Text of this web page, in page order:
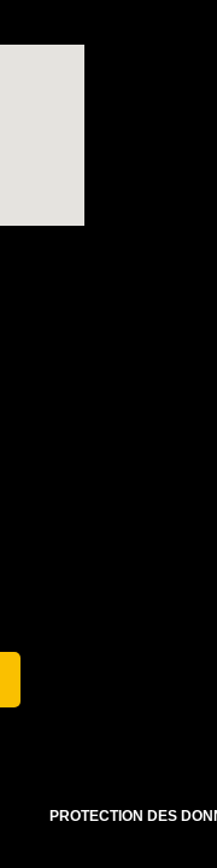
PROTECTION DES